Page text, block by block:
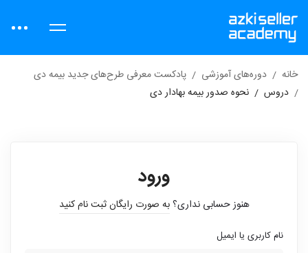
خانه دوره‌های آموزشی
پادکست معرفی طرح‌های جدید بیمه دی
دروس
نحوه صدور بیمه بهادار دی
ورود
هنوز حسابی نداری؟به صورت رایگان ثبت نام کنید
نام کاربری یا ایمیل